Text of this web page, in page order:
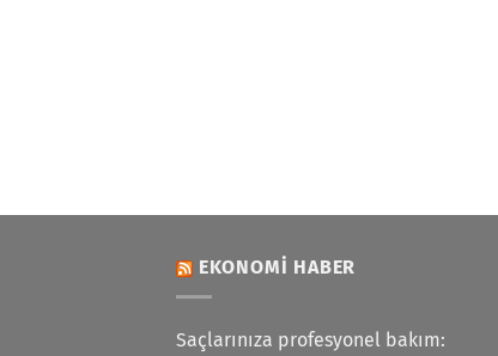
EKONOMI HABER
Saçlarınıza profesyonel bakım: